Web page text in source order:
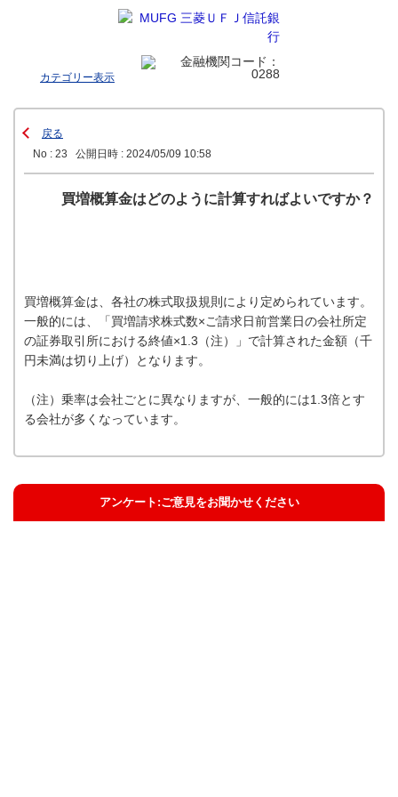
カテゴリー表示
戻る
No : 23
公開日時 : 2024/05/09 10:58
買増概算金はどのように計算すればよいですか？
買増概算金は、各社の株式取扱規則により定められています。
一般的には、「買増請求株式数×ご請求日前営業日の会社所定
の証券取引所における終値×1.3（注）」で計算された金額（千
円未満は切り上げ）となります。
（注）乗率は会社ごとに異なりますが、一般的には1.3倍とす
る会社が多くなっています。
アンケート:ご意見をお聞かせください